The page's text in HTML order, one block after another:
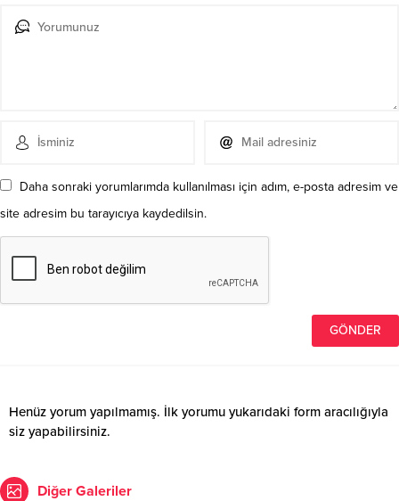
Daha sonraki yorumlarımda kullanılması için adım, e-posta adresim ve
site adresim bu tarayıcıya kaydedilsin.
Henüz yorum yapılmamış. İlk yorumu yukarıdaki form aracılığıyla
siz yapabilirsiniz.
Diğer Galeriler